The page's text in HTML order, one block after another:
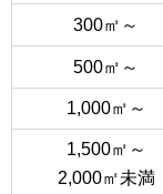
300㎡～
500㎡～
1,000㎡～
1,500㎡～
2,000㎡未満